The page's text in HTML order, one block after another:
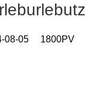
08-05 1800PV